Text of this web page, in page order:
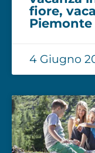
fiore,
4 Giugno